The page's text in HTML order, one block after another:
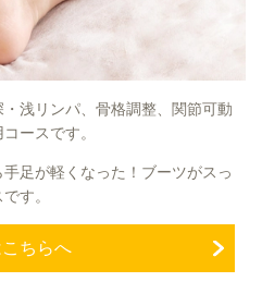
浅リンパ、骨格調整、関節可動
ースです。
足が軽くなった！ブーツがスっ
す。
ちらへ